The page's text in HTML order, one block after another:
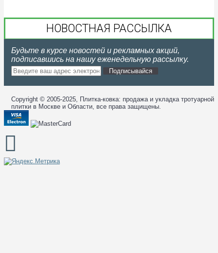
НОВОСТНАЯ РАССЫЛКА
Будьте в курсе новостей и рекламных акций,
подписавшись на нашу еженедельную рассылку.
Подписывайся
Copyright © 2005-2025, Плитка-ковка: продажа и укладка тротуарной
плитки в Москве и Области, все права защищены.